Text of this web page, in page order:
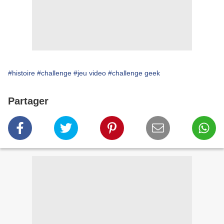
#histoire #challenge #jeu video #challenge geek
Partager